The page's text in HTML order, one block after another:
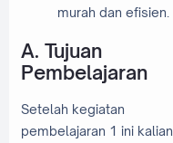
murah dan efisien.
A. Tujuan
Pembelajaran
Setelah kegiatan
pembelajaran 1 ini kalian